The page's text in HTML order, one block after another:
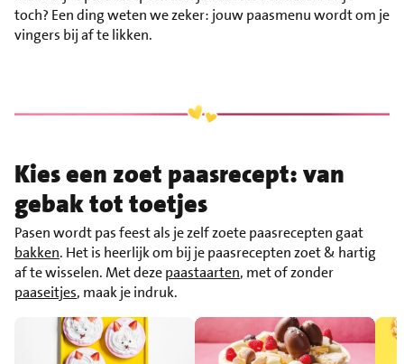
toch? Een ding weten we zeker: jouw paasmenu wordt om je
vingers bij af te likken.
Kies een zoet paasrecept: van
gebak tot toetjes
Pasen wordt pas feest als je zelf zoete paasrecepten gaat
bakken. Het is heerlijk om bij je paasrecepten zoet & hartig
af te wisselen. Met dezepaastaarten, met of zonder
paaseitjes, maak je indruk.